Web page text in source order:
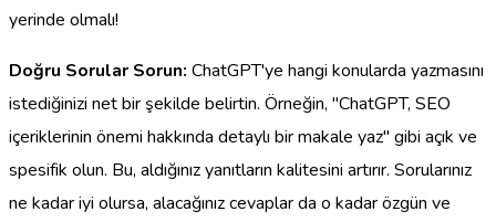
yerinde olmalı!
Doğru Sorular Sorun: ChatGPT'ye hangi konularda yazmasını
istediğinizi net bir şekilde belirtin. Örneğin, "ChatGPT, SEO
içeriklerinin önemi hakkında detaylı bir makale yaz" gibi açık ve
spesifik olun. Bu, aldığınız yanıtların kalitesini artırır. Sorularınız
ne kadar iyi olursa, alacağınız cevaplar da o kadar özgün ve